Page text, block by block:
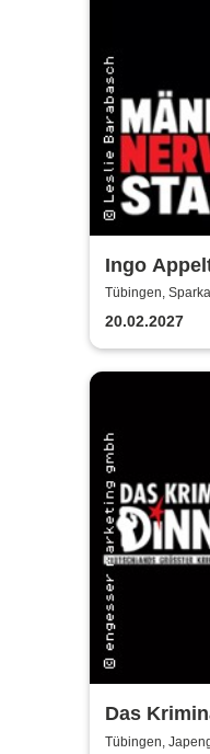
Ingo
NERVEN
Tübingen,
20.02.2027
Das
Tübingen,